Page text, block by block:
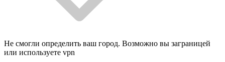
Не смогли определить ваш город. Возможно вы заграницей
или используете vpn